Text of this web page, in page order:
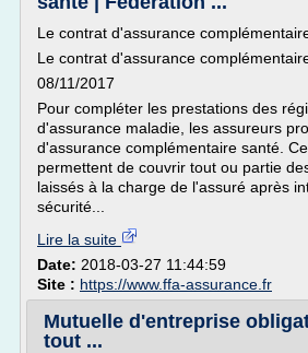
Le contrat d'assurance
Le contrat d'assurance
08/11/2017
Pour compléter les prestations des
d'assurance maladie, les assureurs
d'assurance complémentaire santé.
permettent de couvrir tout ou partie
laissés à la charge de l'assuré après
sécurité...
Lire la suite
Date: 2018-03-27 11:44:59
Site : https://www.ffa-assurance.fr
Mutuelle d'entreprise
tout ...